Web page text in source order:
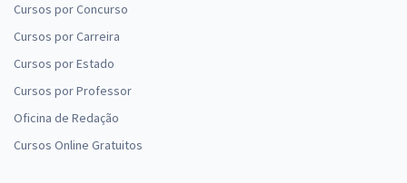
Cursos por Concurso
Cursos por Carreira
Cursos por Estado
Cursos por Professor
Oficina de Redação
Cursos Online Gratuitos